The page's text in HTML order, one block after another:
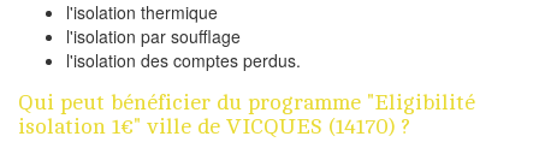
l'isolation thermique
l'isolation par soufflage
l'isolation des comptes perdus.
Qui peut bénéficier du programme "Eligibilité
isolation 1€" ville de VICQUES (14170) ?